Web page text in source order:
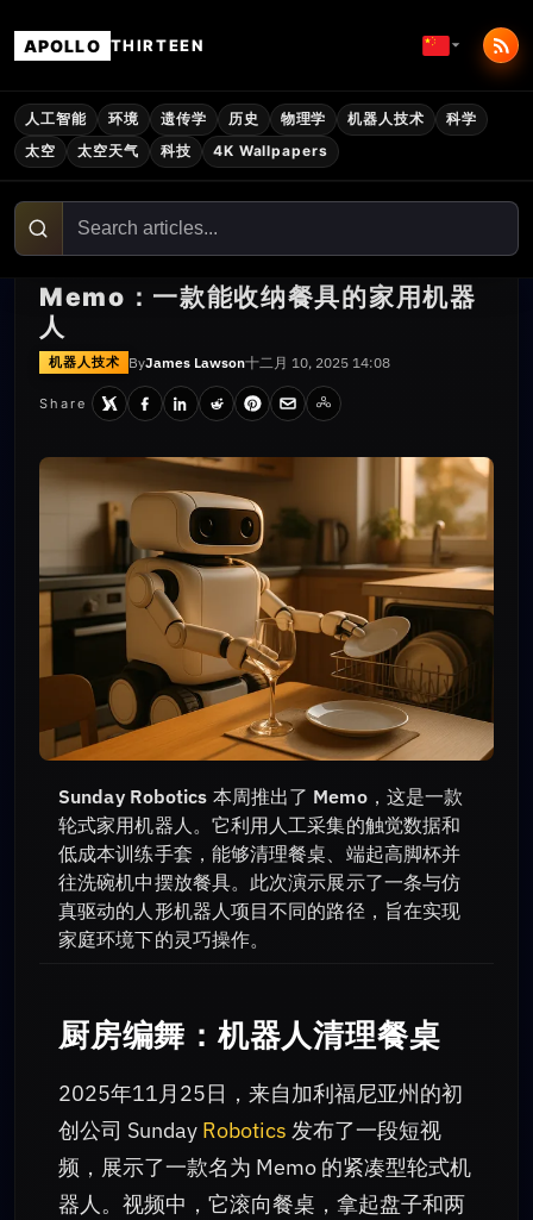
APOLLO THIRTEEN
人工智能 环境 遗传学 历史 物理学 机器人技术
科学
太空
太空天气 科技 4K Wallpapers
Memo：一款能收纳餐具的家用机器
人
机器人技术 ByJames Lawson十二月 10, 2025 14:08
Share
Sunday Robotics 本周推出了 Memo，这是一款
轮式家用机器人。它利用人工采集的触觉数据和
低成本训练手套，能够清理餐桌、端起高脚杯并
往洗碗机中摆放餐具。此次演示展示了一条与仿
真驱动的人形机器人项目不同的路径，旨在实现
家庭环境下的灵巧操作。
厨房编舞：机器人清理餐桌
2025年11月25日，来自加利福尼亚州的初
创公司 Sunday Robotics 发布了一段短视
频，展示了一款名为 Memo 的紧凑型轮式机
器人。视频中，它滚向餐桌，拿起盘子和两